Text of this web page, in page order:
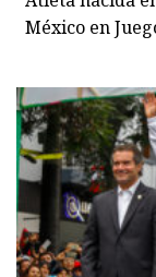
México en